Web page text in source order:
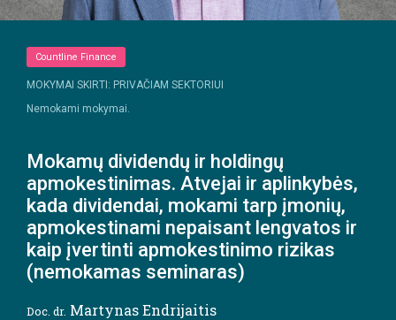
Countline Finance
MOKYMAI SKIRTI: PRIVAČIAM SEKTORIUI
Nemokami mokymai.
Mokamų dividendų ir holdingų
apmokestinimas. Atvejai ir aplinkybės,
kada dividendai, mokami tarp įmonių,
apmokestinami nepaisant lengvatos ir
kaip įvertinti apmokestinimo rizikas
(nemokamas seminaras)
Doc. dr. Martynas Endrijaitis